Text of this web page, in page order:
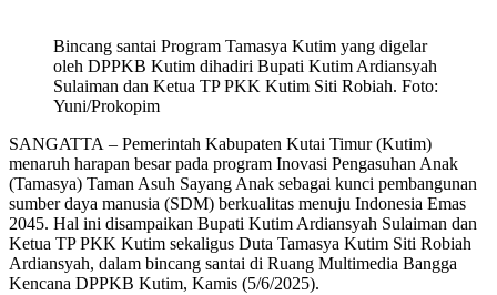
Bincang santai Program Tamasya Kutim yang digelar
oleh DPPKB Kutim dihadiri Bupati Kutim Ardiansyah
Sulaiman dan Ketua TP PKK Kutim Siti Robiah. Foto:
Yuni/Prokopim
SANGATTA – Pemerintah Kabupaten Kutai Timur (Kutim)
menaruh harapan besar pada program Inovasi Pengasuhan Anak
(Tamasya) Taman Asuh Sayang Anak sebagai kunci pembangunan
sumber daya manusia (SDM) berkualitas menuju Indonesia Emas
2045. Hal ini disampaikan Bupati Kutim Ardiansyah Sulaiman dan
Ketua TP PKK Kutim sekaligus Duta Tamasya Kutim Siti Robiah
Ardiansyah, dalam bincang santai di Ruang Multimedia Bangga
Kencana DPPKB Kutim, Kamis (5/6/2025).